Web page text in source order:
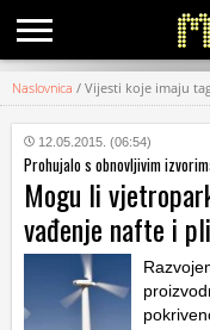
KATEGORIJE
HRVATSKI
WEB
Naslovnica / Vijesti koje imaju
12.05.2015. (06:54)
Prohujalo s obnovljivim
Mogu li
vađenje nafte i